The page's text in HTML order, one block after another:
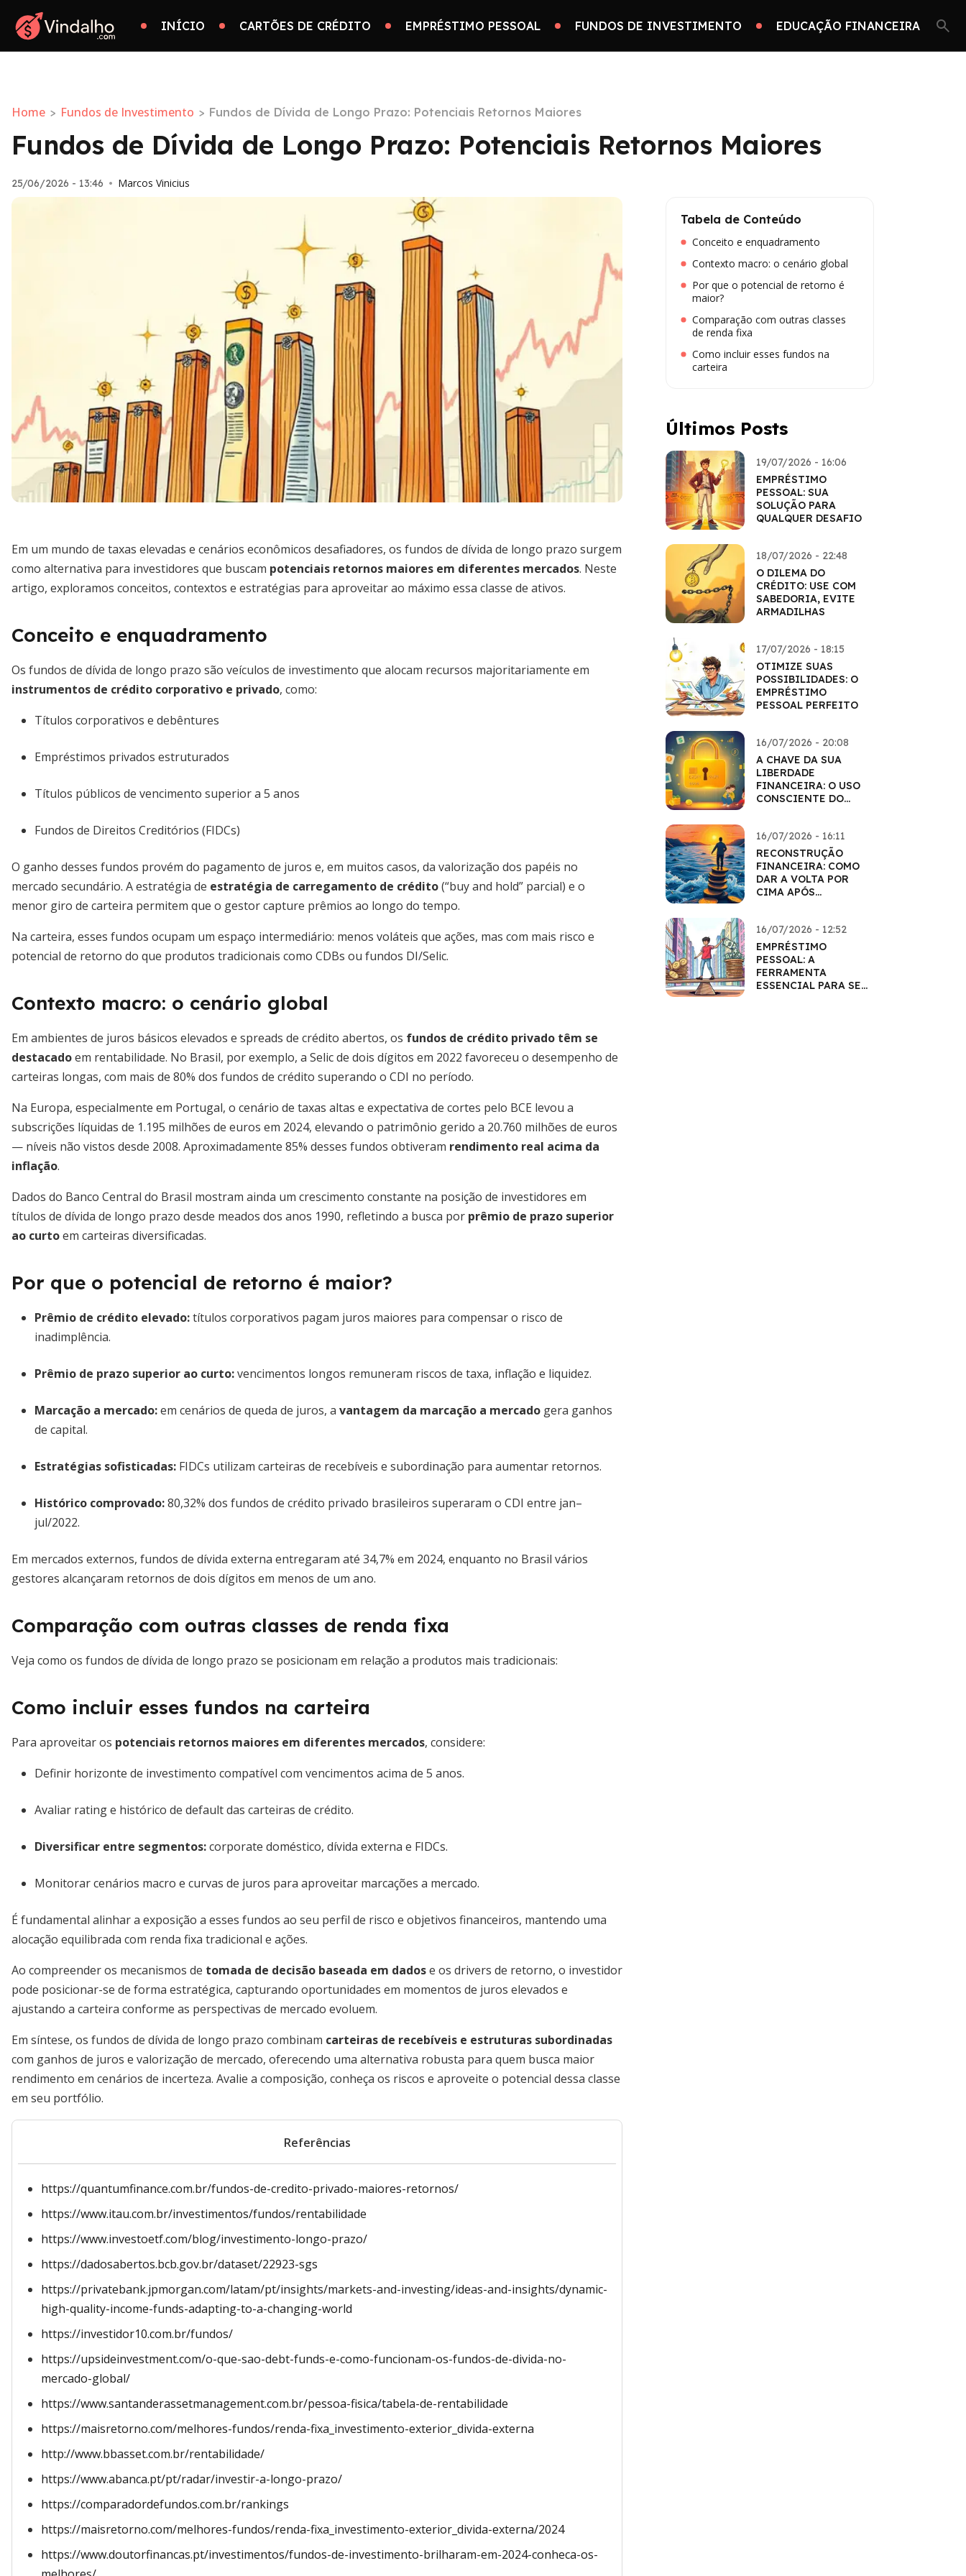
INÍCIO CARTÕES DE CRÉDITO EMPRÉSTIMO PESSOAL FUNDOS DE INVESTIMENTO EDUCAÇÃO FINANCEIRA
Home > Fundos de Investimento > Fundos de Dívida de Longo Prazo: Potenciais Retornos Maiores
Fundos de Dívida de Longo Prazo: Potenciais Retornos Maiores
25/06/2026 - 13:46 • Marcos Vinicius
Em um mundo de taxas elevadas e cenários econômicos desafiadores, os fundos de dívida de longo prazo surgem
como alternativa para investidores que buscam potenciais retornos maiores em diferentes mercados. Neste
artigo, exploramos conceitos, contextos e estratégias para aproveitar ao máximo essa classe de ativos.
Conceito e enquadramento
Os fundos de dívida de longo prazo são veículos de investimento que alocam recursos majoritariamente em
instrumentos de crédito corporativo e privado, como:
Títulos corporativos e debêntures
Empréstimos privados estruturados
Títulos públicos de vencimento superior a 5 anos
Fundos de Direitos Creditórios (FIDCs)
O ganho desses fundos provém do pagamento de juros e, em muitos casos, da valorização dos papéis no
mercado secundário. A estratégia de estratégia de carregamento de crédito(“buy and hold” parcial) e o
menor giro de carteira permitem que o gestor capture prêmios ao longo do tempo.
Na carteira, esses fundos ocupam um espaço intermediário: menos voláteis que ações, mas com mais risco e
potencial de retorno do que produtos tradicionais como CDBs ou fundos DI/Selic.
Contexto macro: o cenário global
Em ambientes de juros básicos elevados e spreads de crédito abertos, os fundos de crédito privado têm se
destacadoem rentabilidade. No Brasil, por exemplo, a Selic de dois dígitos em 2022 favoreceu o desempenho de
carteiras longas, com mais de 80% dos fundos de crédito superando o CDI no período.
Na Europa, especialmente em Portugal, o cenário de taxas altas e expectativa de cortes pelo BCE levou a
subscrições líquidas de 1.195 milhões de euros em 2024, elevando o patrimônio gerido a 20.760 milhões de euros
— níveis não vistos desde 2008. Aproximadamente 85% desses fundos obtiveram rendimento real acima da
inflação.
Dados do Banco Central do Brasil mostram ainda um crescimento constante na posição de investidores em
títulos de dívida de longo prazo desde meados dos anos 1990, refletindo a busca por prêmio de prazo superior
ao curtoem carteiras diversificadas.
Por que o potencial de retorno é maior?
Prêmio de crédito elevado:títulos corporativos pagam juros maiores para compensar o risco de
inadimplência.
Prêmio de prazo superior ao curto:vencimentos longos remuneram riscos de taxa, inflação e liquidez.
Marcação a mercado:em cenários de queda de juros, a vantagem da marcação a mercado gera ganhos
de capital.
Estratégias sofisticadas: FIDCs utilizam carteiras de recebíveis e subordinação para aumentar retornos.
Histórico comprovado:80,32% dos fundos de crédito privado brasileiros superaram o CDI entre jan–
jul/2022.
Em mercados externos, fundos de dívida externa entregaram até 34,7% em 2024, enquanto no Brasil vários
gestores alcançaram retornos de dois dígitos em menos de um ano.
Comparação com outras classes de renda fixa
Veja como os fundos de dívida de longo prazo se posicionam em relação a produtos mais tradicionais:
Como incluir esses fundos na carteira
Para aproveitar os potenciais retornos maiores em diferentes mercados, considere:
Definir horizonte de investimento compatível com vencimentos acima de 5 anos.
Avaliar rating e histórico de default das carteiras de crédito.
Diversificar entre segmentos:corporate doméstico, dívida externa e FIDCs.
Monitorar cenários macro e curvas de juros para aproveitar marcações a mercado.
É fundamental alinhar a exposição a esses fundos ao seu perfil de risco e objetivos financeiros, mantendo uma
alocação equilibrada com renda fixa tradicional e ações.
Ao compreender os mecanismos de tomada de decisão baseada em dadose os drivers de retorno, o investidor
pode posicionar-se de forma estratégica, capturando oportunidades em momentos de juros elevados e
ajustando a carteira conforme as perspectivas de mercado evoluem.
Em síntese, os fundos de dívida de longo prazo combinam carteiras de recebíveis e estruturas subordinadas
com ganhos de juros e valorização de mercado, oferecendo uma alternativa robusta para quem busca maior
rendimento em cenários de incerteza. Avalie a composição, conheça os riscos e aproveite o potencial dessa classe
em seu portfólio.
Referências
https://quantumfinance.com.br/fundos-de-credito-privado-maiores-retornos/
https://www.itau.com.br/investimentos/fundos/rentabilidade
https://www.investoetf.com/blog/investimento-longo-prazo/
https://dadosabertos.bcb.gov.br/dataset/22923-sgs
https://privatebank.jpmorgan.com/latam/pt/insights/markets-and-investing/ideas-and-insights/dynamic-
high-quality-income-funds-adapting-to-a-changing-world
https://investidor10.com.br/fundos/
https://upsideinvestment.com/o-que-sao-debt-funds-e-como-funcionam-os-fundos-de-divida-no-
mercado-global/
https://www.santanderassetmanagement.com.br/pessoa-fisica/tabela-de-rentabilidade
https://maisretorno.com/melhores-fundos/renda-fixa_investimento-exterior_divida-externa
http://www.bbasset.com.br/rentabilidade/
https://www.abanca.pt/pt/radar/investir-a-longo-prazo/
https://comparadordefundos.com.br/rankings
https://maisretorno.com/melhores-fundos/renda-fixa_investimento-exterior_divida-externa/2024
https://www.doutorfinancas.pt/investimentos/fundos-de-investimento-brilharam-em-2024-conheca-os-
Tabela de Conteúdo
Conceito e enquadramento
Contexto macro: o cenário global
Por que o potencial de retorno é
maior?
Comparação com outras classes
de renda fixa
Como incluir esses fundos na
carteira
Últimos Posts
19/07/2026 - 16:06
EMPRÉSTIMO
PESSOAL: SUA
SOLUÇÃO PARA
QUALQUER DESAFIO
18/07/2026 - 22:48
O DILEMA DO
CRÉDITO: USE COM
SABEDORIA, EVITE
ARMADILHAS
17/07/2026 - 18:15
OTIMIZE SUAS
POSSIBILIDADES: O
EMPRÉSTIMO
PESSOAL PERFEITO
16/07/2026 - 20:08
A CHAVE DA SUA
LIBERDADE
FINANCEIRA: O USO
CONSCIENTE DO
16/07/2026 - 16:11
RECONSTRUÇÃO
FINANCEIRA: COMO
DAR A VOLTA POR
CIMA APÓS
16/07/2026 - 12:52
EMPRÉSTIMO
PESSOAL: A
FERRAMENTA
ESSENCIAL PARA SEU